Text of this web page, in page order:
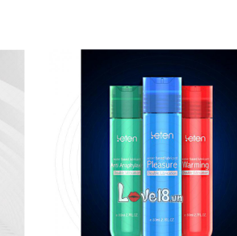
dùng . Tạo kích thích cho màn
. Mang đến cảm giác nóng bỏng
giác mới mẻ và giúp thay đổi